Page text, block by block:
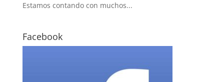
Estamos contando con muchos...
Facebook